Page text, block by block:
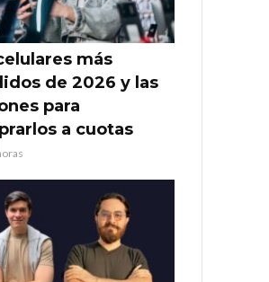
más
de 2026 y las
para
a cuotas